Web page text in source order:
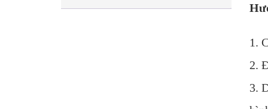
1.
2.
3.